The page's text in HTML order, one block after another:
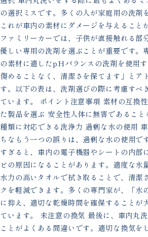
の選択ミスです。多くの人が家庭用の洗剤
これが車内の素材にダメージを与えること
ファミリーカーでは、子供が直接触れる部
優しい専用の洗剤を選ぶことが重要です。
の素材に適したpHバランスの洗剤を使用
傷めることなく、清潔さを保てます」とア
す。以下の表は、洗剤選びの際に考慮すべ
ています。 ポイント注意事項 素材の互換
た製品を選ぶ 安全性人体に無害であるこ
種類に対応できる洗浄力 過剰な水の使用
ちなもう一つの誤りは、過剰な水の使用で
すぎると、車内の電子機器やシートの内部
ビの原因になることがあります。適度な水
水力の高いタオルで拭き取ることで、清潔
クを軽減できます。多くの専門家が、「水
に抑え、適切な乾燥時間を確保することが
ています。 未注意の換気 最後に、車内丸
ことがよくある間違いです。適切な換気を